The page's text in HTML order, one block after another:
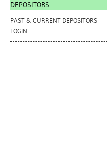
DEPOSITORS
PAST & CURRENT DEPOSITORS
LOGIN